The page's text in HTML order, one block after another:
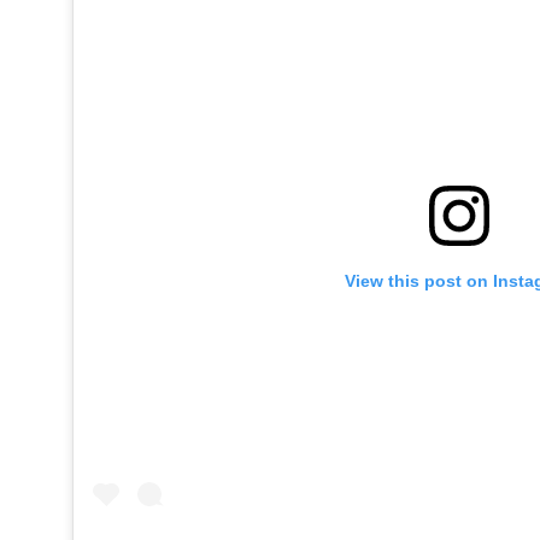
View this post on